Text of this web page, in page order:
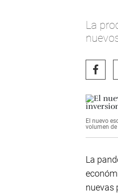
La
El nuevo
volumen
La
nuevas